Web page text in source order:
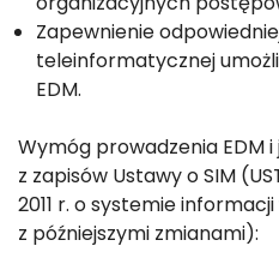
Zapewnienie
teleinformatycznej
EDM.
Wymóg prowadzenia EDM
z zapisów Ustawy o SIM
2011 r. o systemie
z późniejszymi zmianami):